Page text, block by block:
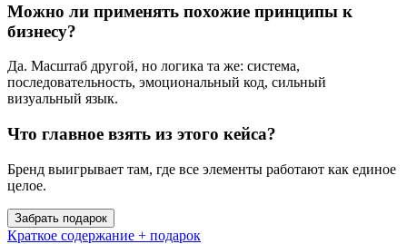
Можно ли применять похожие принципы к
бизнесу?
Да. Масштаб другой, но логика та же: система,
последовательность, эмоциональный код, сильный
визуальный язык.
Что главное взять из этого кейса?
Бренд выигрывает там, где все элементы работают как единое
целое.
Забрать подарок
Краткое содержание + подарок